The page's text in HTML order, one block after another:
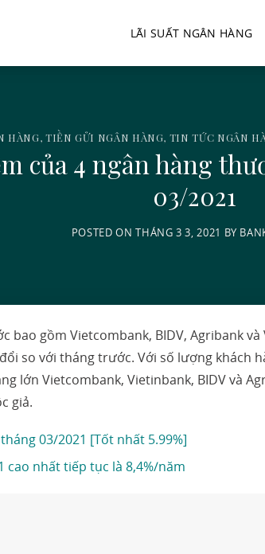
LÃI SUẤT NGÂN HÀNG
HÀNG, TIỀN GỬI NGÂN HÀNG, TIN TỨC NGÂN
của 4 ngân hàng
03/2021
POSTED ONTHÁNG 3 3, 2021 BY
bao gồm Vietcombank, BIDV, Agribank
so với tháng trước. Với số lượng khách
lớn Vietcombank, Vietinbank, BIDV và
giả.
03/2021 [Tốt nhất 5.99%]
cao nhất tiếp tục là 8,4%/năm